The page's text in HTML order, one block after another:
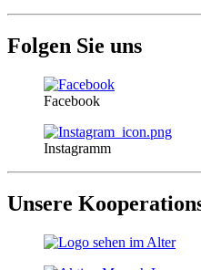
Folgen Sie uns
Facebook
Instagramm
Unsere